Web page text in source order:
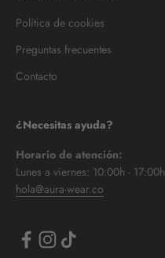
Política de cookies
Preguntas frecuentes
Contacto
¿Necesitas ayuda?
Horario de atención:
Lunes a viernes: 10:00h - 17:00h
hola@aura-wear.co